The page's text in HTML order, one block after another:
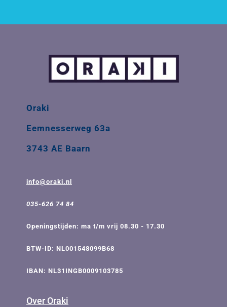
Oraki
Eemnesserweg 63a
3743 AE Baarn
info@oraki.nl
035-626 74 84
Openingstijden: ma t/m vrij 08.30 - 17.30
BTW-ID: NL001548099B68
IBAN: NL31INGB0009103785
Over Oraki